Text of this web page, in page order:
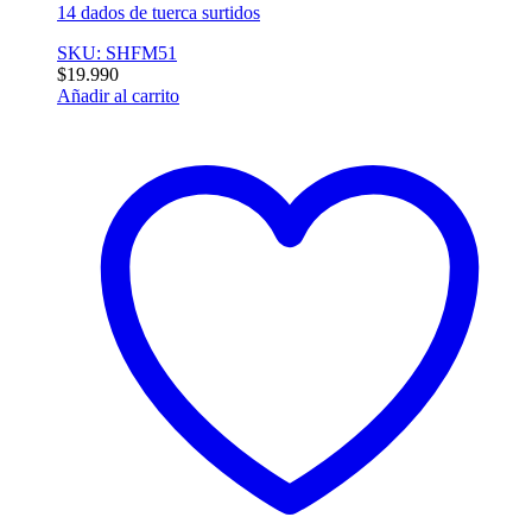
14 dados de tuerca surtidos
SKU: SHFM51
$19.990
Añadir al carrito